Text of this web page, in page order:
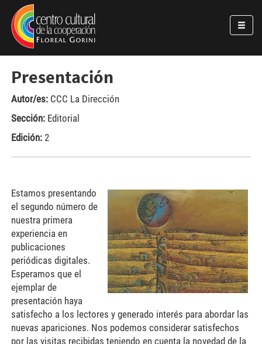
Pasar al contenido principal
Jump to main content
Presentación
Autor/es: CCC La Dirección
Sección: Editorial
Edición: 2
Estamos presentando
el segundo número de
nuestra primera
experiencia en
publicaciones
periódicas digitales.
Esperamos que el
ejemplar de
presentación haya
satisfecho a los lectores y generado interés para abordar las
nuevas apariciones. Nos podemos considerar satisfechos
por las visitas recibidas teniendo en cuenta la novedad de la